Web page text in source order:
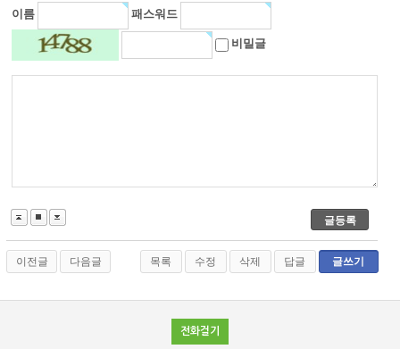
이름 패스워드
비밀글
이전글 다음글 목록 수정 삭제 답글 글쓰기
전화걸기